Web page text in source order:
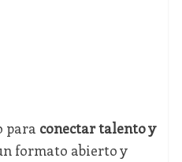
para conectar talento y
formato abierto y